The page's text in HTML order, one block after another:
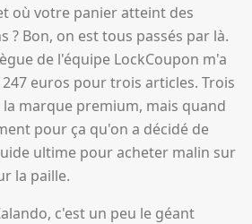
où votre panier atteint des
? Bon, on est tous passés par là.
de l'équipe LockCoupon m'a
euros pour trois articles. Trois
marque premium, mais quand
pour ça qu'on a décidé de
ultime pour acheter malin sur
la paille.
c'est un peu le géant